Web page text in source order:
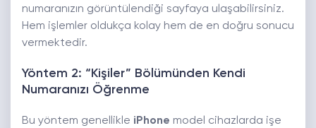
numaranızın görüntülendiği sayfaya ulaşabilirsiniz.
Hem işlemler oldukça kolay hem de en doğru sonucu
vermektedir.
Yöntem 2: “Kişiler” Bölümünden Kendi
Numaranızı Öğrenme
Bu yöntem genellikle iPhone model cihazlarda işe